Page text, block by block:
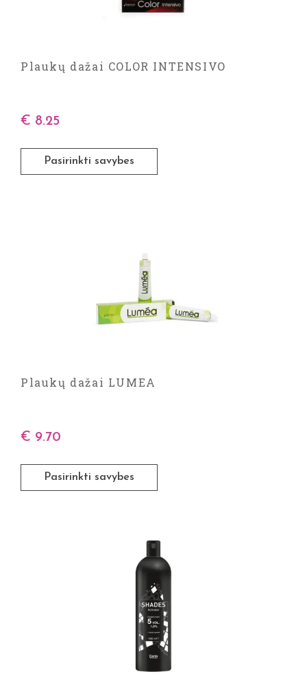
Plaukų dažai COLOR INTENSIVO
€ 8.25
Pasirinkti savybes
Plaukų dažai LUMEA
€ 9.70
Pasirinkti savybes